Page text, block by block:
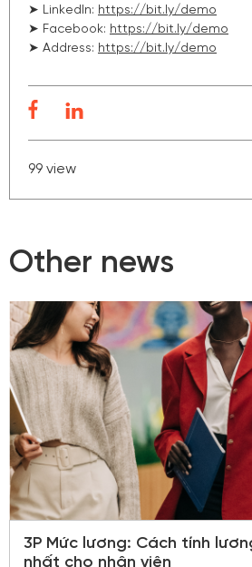
➤ LinkedIn: https://bit.ly/demo
➤ Facebook: https://bit.ly/demo
➤ Address: https://bit.ly/demo
99 view
Other news
3P Mức lương: Cách tính
nhất cho nhân viên